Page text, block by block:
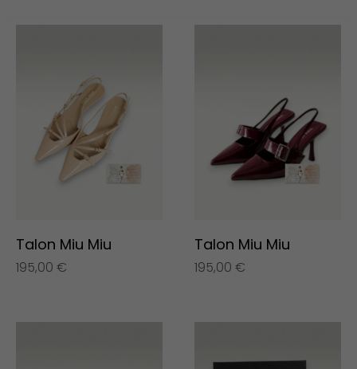
Talon Miu Miu
195,00 €
Talon Miu Miu
195,00 €